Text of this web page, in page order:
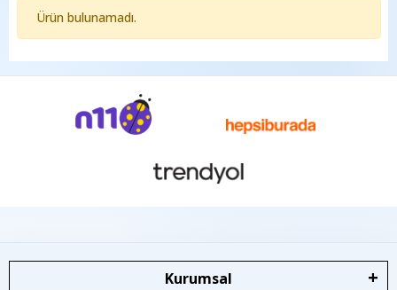
Ürün bulunamadı.
Kurumsal